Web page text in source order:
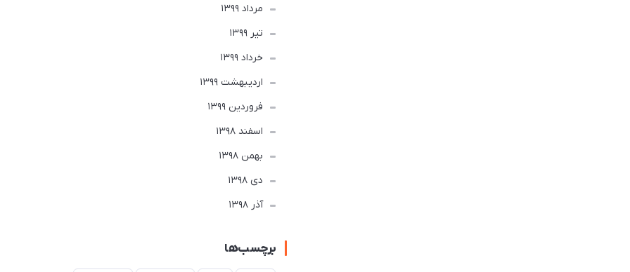
مرداد 1399
تير 1399
خرداد 1399
ارديبهشت 1399
فروردین 1399
اسفند 1398
بهمن 1398
دی 1398
آذر 1398
برچسب‌ها